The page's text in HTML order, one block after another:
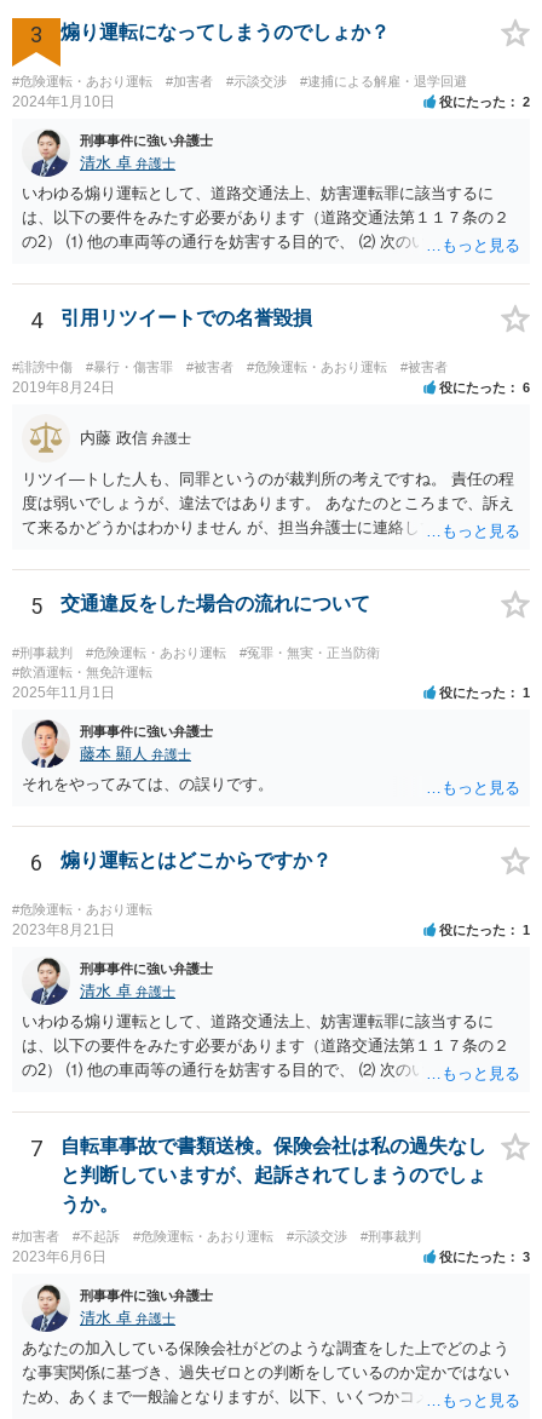
3 煽り運転になってしまうのでしょか？
#危険運転・あおり運転 #加害者 #示談交渉 #逮捕による解雇・退学回避
2024年1月10日 役にたった 2
刑事事件に強い弁護士
清水 卓 弁護士
いわゆる煽り運転として、道路交通法上、妨害運転罪に該当するに
は、以下の要件をみたす必要があります（道路交通法第１１７条の２
の2） ⑴ 他の車両等の通行を妨害する目的で、 ⑵ 次のいずれかに掲
させるおそれのある方法によるものをした者 ①通行区分違反（対向車
線にはみ出す） ②急ブレーキの禁止違反 ③車間距離不保持等 ④進路
（執ようなパッシング） ⑦警音器使用制限違反 ⑧安全運転義務違反
（幅寄せや蛇行運転） ⑨高速道路での低速走行（最低速度違反） ⑩高
への該当を心配なされているのではないかと推察致します。 ご投稿
ました。」の「暫く」がどの程度の走行時間•距離なのかが定かではあ
りませんが、「他の車両等の通行を妨害する目的」まで認定できるか
疑義があるところです。 また、走行中における一時点で撮影された
るところです。 仮に警察に相談された場合でも、必ずしも立件まで
留まる可能性もあるように思われます。 もし、刑事責任を問われそ
うな話に発展しそうになったら、お住まいの地域等の弁護士に直接相
談なされればよろしいかと思います。
4 引用リツイートでの名誉毀損
#誹謗中傷 #暴行・傷害罪 #被害者 #危険運転・あおり運転 #被害者
2019年8月24日 役にたった 6
内藤 政信 弁護士
リツイ―トした人も、同罪というのが裁判所の考えですね。 責任の程
度は弱いでしょうが、違法ではあります。 あなたのところまで、訴え
て来るかどうかはわかりません が、担当弁護士に連絡して、謝罪して
5 交通違反をした場合の流れについて
#刑事裁判 #危険運転・あおり運転
#冤罪・無実・正当防衛
#飲酒運転・無免許運転
2025年11月1日 役にたった 1
刑事事件に強い弁護士
藤本 顯人 弁護士
それをやってみては、の誤りです。
6 煽り運転とはどこからですか？
#危険運転・あおり運転
2023年8月21日 役にたった 1
刑事事件に強い弁護士
清水 卓 弁護士
いわゆる煽り運転として、道路交通法上、妨害運転罪に該当するに
は、以下の要件をみたす必要があります（道路交通法第１１７条の２
の2） ⑴ 他の車両等の通行を妨害する目的で、 ⑵ 次のいずれかに掲
させるおそれのある方法によるものをした者 ①通行区分違反（対向車
線にはみ出す） ②急ブレーキの禁止違反 ③車間距離不保持等 ④進路
変更禁止違反 ⑤追越し方法違反（危険な追い越し） ⑥減光等義務違反
（執ようなパッシング） ⑦警音器使用制限違反 ⑧安全運転義務違反
（幅寄せや蛇行運転） ⑨高速道路での低速走行（最低速度違反） ⑩高
速道路での駐停車違反 ＞たとえば、トラブルになった相手を車で追い
かけた場合これは煽り運転にはいりますか？ → ケースによるかと思い
ますが、例えば、カッとなり、腹いせに上記の①〜⑩に該当する危険
な運転をすると、妨害運転罪に問われるおそれがあります。 なお、
相手車両の車種やナンバー等を把握し、警察等に通報する目的で相手
車両を追跡すること等の場合もあるかもしれませんが、無理をすると
妨害運転罪や他の道交法違反に問われたり、事故を起こしたりしてし
まう可能性もありますので、無茶な私的追跡は控えるべきでしょう。
7
自転車事故で書類送検。保険会社は私の過失なし
と判断していますが、起訴されてしまうのでしょ
うか。
#加害者 #不起訴 #危険運転・あおり運転 #示談交渉 #刑事裁判
2023年6月6日 役にたった 3
刑事事件に強い弁護士
清水 卓 弁護士
あなたの加入している保険会社がどのような調査をした上でどのよう
な事実関係に基づき、過失ゼロとの判断をしているのか定かではない
ため、あくまで一般論となりますが、以下、いくつかコメントしま